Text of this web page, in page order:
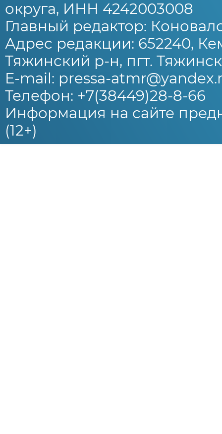
округа, ИНН 4242003008
Главный редактор:
Адрес редакции: 652240,
Тяжинский р-н, пгт.
E-mail: pressa-
Телефон: +7(38449)28-8-66
Информация на сайте
(12+)